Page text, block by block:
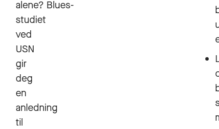
alene? Blues-
studiet
ved
USN
gir
deg
en
anledning
til